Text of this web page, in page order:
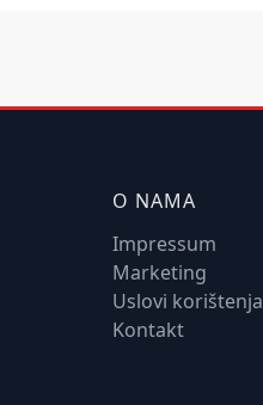
O NAMA
Impressum
Marketing
Uslovi korištenja
Kontakt